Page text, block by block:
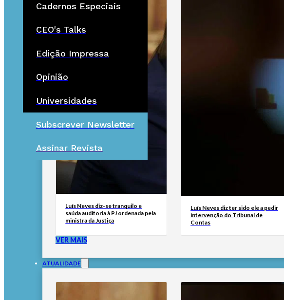
Cadernos Especiais
CEO's Talks
Edição Impressa
Opinião
Universidades
Subscrever Newsletter
Assinar Revista
Luís Neves diz-se tranquilo e
saúda auditoria à PJ ordenada pela
ministra da Justiça
Luís Neves diz ter sido ele a pedir
intervenção do Tribunal de
Contas
VER MAIS
ATUALIDADE